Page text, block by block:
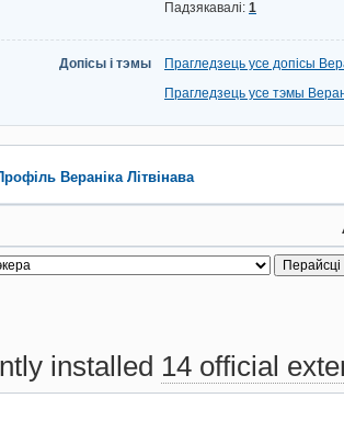
Падзякавалі: 1
Допісы і тэмы
Прагледзець усе допісы
Прагледзець усе тэмы
Вераніка Літвінава
installed 14 official